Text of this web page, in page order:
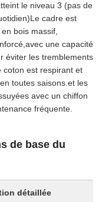
le niveau 3 (pas de
cadre est
bois massif,
une capacité
éviter les tremblements
coton est respirant et
toutes saisons.et les
avec un chiffon
fréquente.
de base du
détaillée